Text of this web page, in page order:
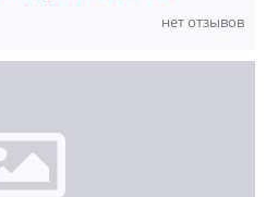
нет отзывов